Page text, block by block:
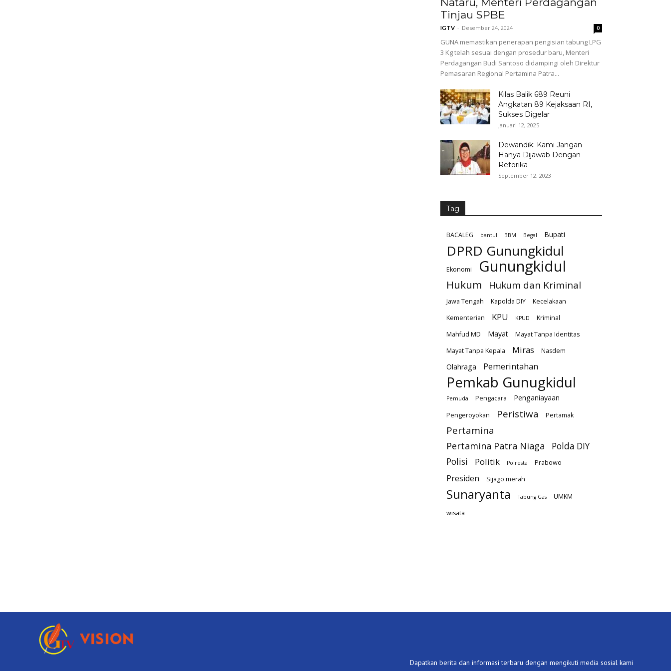
Tinjau SPBE
IGTV - Desember 24, 2024 0
GUNA memastikan penerapan pengisian tabung LPG
3 Kg telah sesuai dengan prosedur baru, Menteri
Perdagangan Budi Santoso didampingi oleh Direktur
Pemasaran Regional Pertamina Patra...
Kilas Balik 689 Reuni
Angkatan 89 Kejaksaan RI,
Sukses Digelar
Januari 12, 2025
Dewandik: Kami Jangan
Hanya Dijawab Dengan
Retorika
September 12, 2023
Tag
BACALEG bantul BBM Begal Bupati
DPRD Gunungkidul
Ekonomi Gunungkidul
Hukum Hukum dan Kriminal
Jawa Tengah Kapolda DIY
Kecelakaan
Kementerian
KPU KPUD
Kriminal
Mahfud MD
Mayat
Mayat Tanpa Identitas
Mayat Tanpa Kepala
Miras Nasdem
Olahraga Pemerintahan
Pemkab Gunugkidul
Pemuda Pengacara Penganiayaan
Pengeroyokan Peristiwa Pertamak
Pertamina
Pertamina Patra Niaga
Polda DIY
Polisi
Politik Polresta Prabowo
Presiden Sijago merah
Sunaryanta Tabung Gas
UMKM
wisata
Dapatkan berita dan informasi terbaru dengan mengikuti media sosial kami